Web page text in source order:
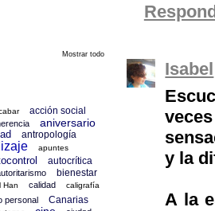
Isabel
y la
A la
Mostrar todo
acción social
aniversario
antropología
apuntes
autocrítica
bienestar
Han calidad caligrafía
personal Canarias